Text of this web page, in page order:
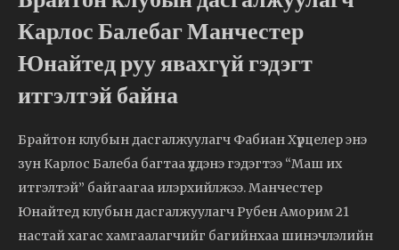
Карлос Балебаг Манчестер
Юнайтед руу явахгүй гэдэгт
итгэлтэй байна
Брайтон клубын дасгалжуулагч Фабиан Хүрцелер энэ
зун Карлос Балеба багтаа үлдэнэ гэдэгтээ “Маш их
итгэлтэй” байгаагаа илэрхийлжээ. Манчестер
Юнайтед клубын дасгалжуулагч Рубен Аморим 21
настай хагас хамгаалагчийг багийнхаа шинэчлэлийн